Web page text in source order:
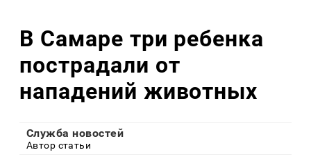
В Самаре три ребенка
пострадали от
нападений животных
Служба новостей
Автор статьи